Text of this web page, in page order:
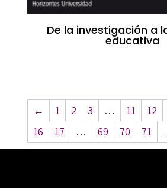
De la investigación a
educativa
← 1 2 3 … 11 12
16
17 … 69 70 71